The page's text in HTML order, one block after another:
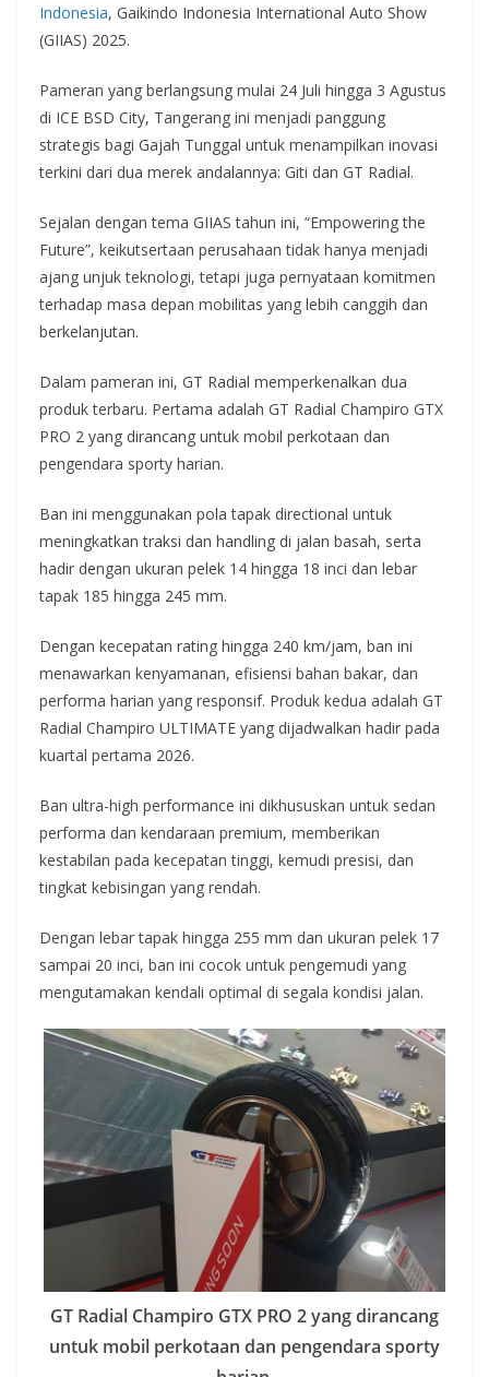
Indonesia, Gaikindo Indonesia International Auto Show
(GIIAS) 2025.
Pameran yang berlangsung mulai 24 Juli hingga 3 Agustus
di ICE BSD City, Tangerang ini menjadi panggung
strategis bagi Gajah Tunggal untuk menampilkan inovasi
terkini dari dua merek andalannya: Giti dan GT Radial.
Sejalan dengan tema GIIAS tahun ini, “Empowering the
Future”, keikutsertaan perusahaan tidak hanya menjadi
ajang unjuk teknologi, tetapi juga pernyataan komitmen
terhadap masa depan mobilitas yang lebih canggih dan
berkelanjutan.
Dalam pameran ini, GT Radial memperkenalkan dua
produk terbaru. Pertama adalah GT Radial Champiro GTX
PRO 2 yang dirancang untuk mobil perkotaan dan
pengendara sporty harian.
Ban ini menggunakan pola tapak directional untuk
meningkatkan traksi dan handling di jalan basah, serta
hadir dengan ukuran pelek 14 hingga 18 inci dan lebar
tapak 185 hingga 245 mm.
Dengan kecepatan rating hingga 240 km/jam, ban ini
menawarkan kenyamanan, efisiensi bahan bakar, dan
performa harian yang responsif. Produk kedua adalah GT
Radial Champiro ULTIMATE yang dijadwalkan hadir pada
kuartal pertama 2026.
Ban ultra-high performance ini dikhususkan untuk sedan
performa dan kendaraan premium, memberikan
kestabilan pada kecepatan tinggi, kemudi presisi, dan
tingkat kebisingan yang rendah.
Dengan lebar tapak hingga 255 mm dan ukuran pelek 17
sampai 20 inci, ban ini cocok untuk pengemudi yang
mengutamakan kendali optimal di segala kondisi jalan.
GT Radial Champiro GTX PRO 2 yang dirancang
untuk mobil perkotaan dan pengendara sporty